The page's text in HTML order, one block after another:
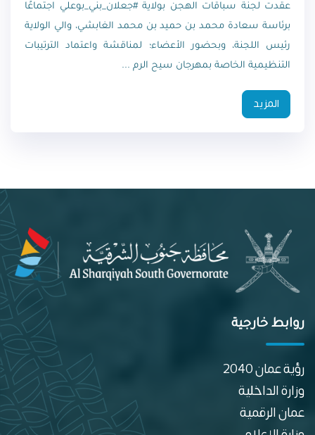
عقدت لجنة سباقات الهجن بولاية #جعلان_بني_بوعلي اجتماعًا
برئاسة سعادة محمد بن حميد بن محمد الغابشي، والي الولاية
رئيس اللجنة، وبحضور الأعضاء؛ لمناقشة واعتماد الترتيبات
التنظيمية الخاصة بمهرجان سيح الرم ...
المزيد
روابط خارجية
رؤية عمان 2040
وزارة الداخلية
عمان الرقمية